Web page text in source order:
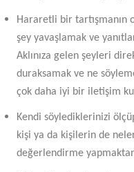
Hararetli bir tartışmanın
şey yavaşlamak ve
Aklınıza gelen şeyleri
duraksamak ve ne
çok daha iyi bir iletişim
Kendi söylediklerinizi
kişi ya da kişilerin de
değerlendirme